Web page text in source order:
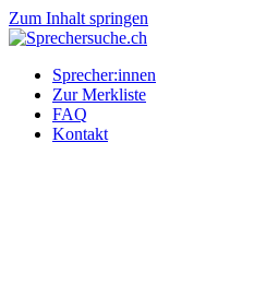
Zum Inhalt springen
Sprecher:innen
Zur Merkliste
FAQ
Kontakt